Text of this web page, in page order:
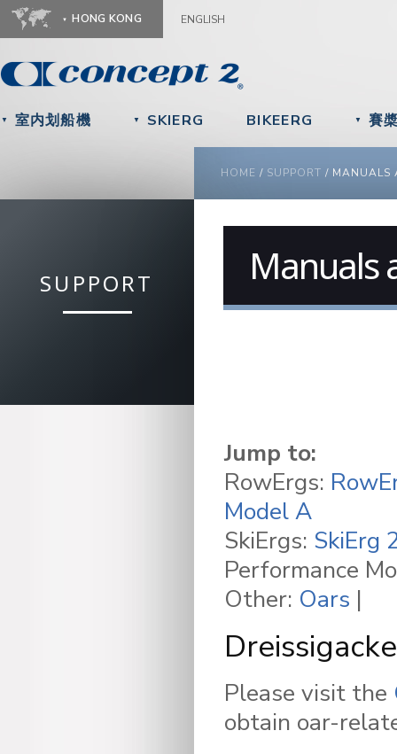
HONG KONG ENGLISH
▼ 室内划船機 ▼ SKIERG BIKEERG ▼ 賽
YOU ARE HERE
HOME / SUPPORT / MANUALS
SUPPORT Manuals
Jump to:
RowErgs:
Model A
SkiErgs: SkiErg
Performance
Other: Oars |
Please visit the
obtain oar-